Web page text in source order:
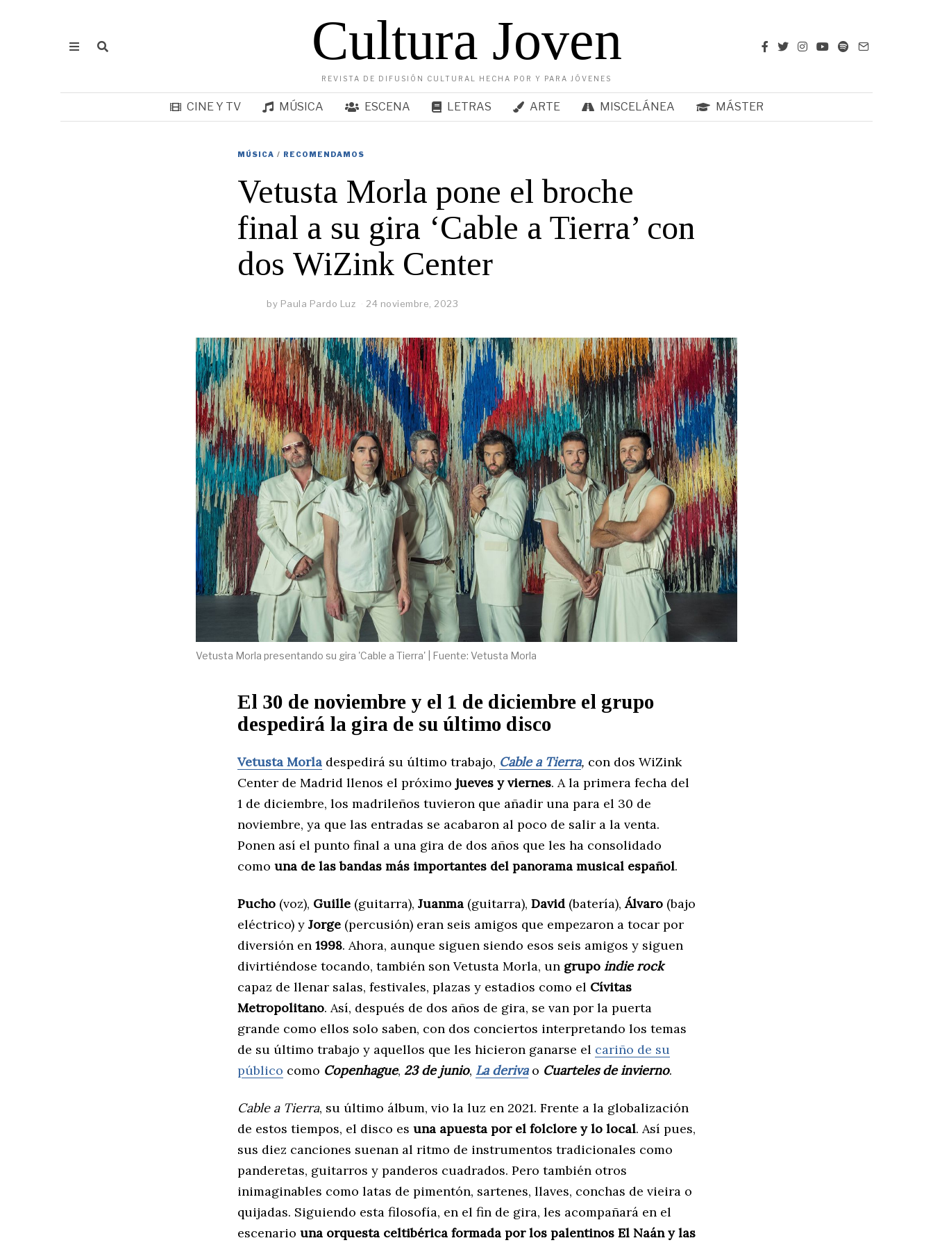
Cultura Joven
REVISTA DE DIFUSIÓN CULTURAL HECHA POR Y PARA JÓVENES
CINE Y TV MÚSICA ESCENA LETRAS ARTE MISCELÁNEA MÁSTER
MÚSICA / RECOMENDAMOS
Vetusta Morla pone el broche
final a su gira ‘Cable a Tierra’ con
dos WiZink Center
by Paula Pardo Luz 24 noviembre, 2023
Vetusta Morla presentando su gira 'Cable a Tierra' | Fuente: Vetusta Morla
El 30 de noviembre y el 1 de diciembre el grupo
despedirá la gira de su último disco
Vetusta Morla despedirá su último trabajo, Cable a Tierra, con dos WiZink
Center de Madrid llenos el próximo jueves y viernes. A la primera fecha del
1 de diciembre, los madrileños tuvieron que añadir una para el 30 de
noviembre, ya que las entradas se acabaron al poco de salir a la venta.
Ponen así el punto final a una gira de dos años que les ha consolidado
como una de las bandas más importantes del panorama musical español.
Pucho (voz), Guille (guitarra), Juanma (guitarra), David (batería),Álvaro (bajo
eléctrico) y Jorge (percusión) eran seis amigos que empezaron a tocar por
diversión en 1998. Ahora, aunque siguen siendo esos seis amigos y siguen
divirtiéndose tocando, también son Vetusta Morla, un grupo indierock
capaz de llenar salas, festivales, plazas y estadios como el Cívitas
Metropolitano. Así, después de dos años de gira, se van por la puerta
grande como ellos solo saben, con dos conciertos interpretando los temas
de su último trabajo y aquellos que les hicieron ganarse el cariño de su
público como Copenhague, 23 de junio, La derivao Cuarteles de invierno.
Cable a Tierra, su último álbum, vio la luz en 2021. Frente a la globalización
de estos tiempos, el disco es una apuesta por el folclore y lo local. Así pues,
sus diez canciones suenan al ritmo de instrumentos tradicionales como
panderetas, guitarros y panderos cuadrados. Pero también otros
inimaginables como latas de pimentón, sartenes, llaves, conchas de vieira o
quijadas. Siguiendo esta filosofía, en el fin de gira, les acompañará en el
escenario una orquesta celtibérica formada por los palentinos El Naán y las